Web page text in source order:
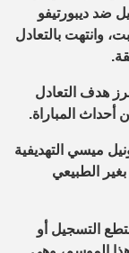
ضد ديبورتيفو
وانتهت بالتعادل
هدف التعادل
ميسي التهديفية
الطبيعي
التسجيل أو